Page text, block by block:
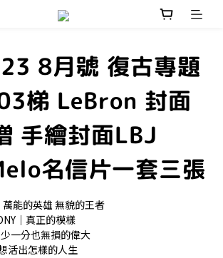
8月號 復古專題
梯 LeBron 封面
手繪封面LBJ
名信片一套三張
萬能的英雄 無貌的王者
｜真正的模樣
一分也無損的偉大
活出怎樣的人生